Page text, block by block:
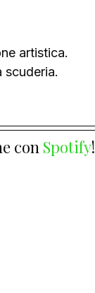
artistica.
scuderia.
con Spotify!